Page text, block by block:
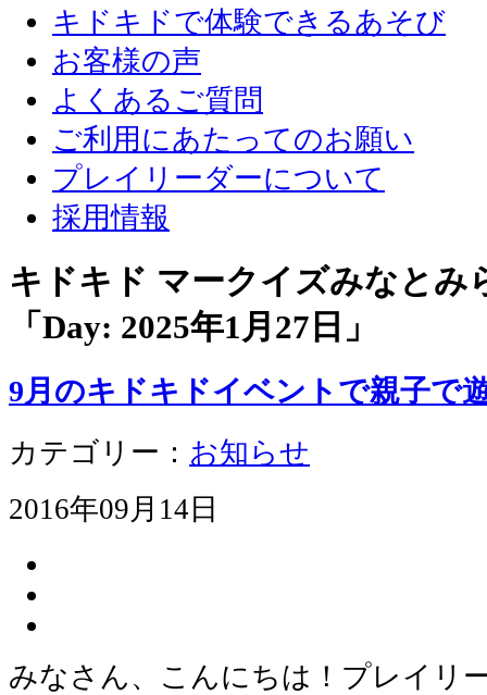
キドキドで体験できるあそび
お客様の声
よくあるご質問
ご利用にあたってのお願い
プレイリーダーについて
採用情報
キドキド マークイズみなと
「Day: 2025年1月27日 」
9月のキドキドイベントで親子で
カテゴリー： お知らせ
2016年09月14日
みなさん、こんにちは！プレイリ